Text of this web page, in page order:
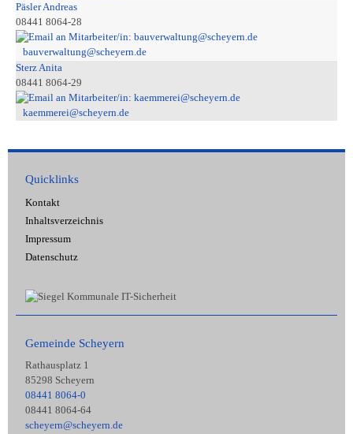
Päsler Andreas
08441 8064-28
bauverwaltung@scheyern.de
Sterz Anita
08441 8064-29
kaemmerei@scheyern.de
Quicklinks
Kontakt
Inhaltsverzeichnis
Impressum
Datenschutz
Gemeinde Scheyern
Rathausplatz 1
85298 Scheyern
08441 8064-0
08441 8064-64
scheyern@scheyern.de